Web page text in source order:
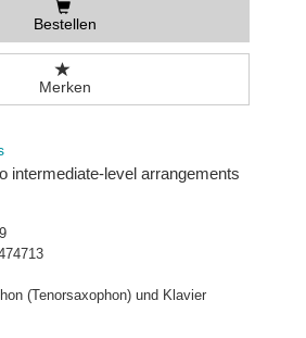
Bestellen
Merken
intermediate-level arrangements
(Tenorsaxophon) und Klavier